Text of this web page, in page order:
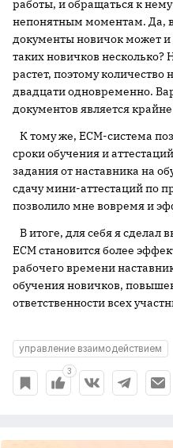
работы, и обращаться к
непонятным моментам. Да,
документы новичок может
таких новичков
растет, поэтому количество
двадцати одновременно.
документов является
К тому же, ECM-система
сроки обучения и
задания от наставника на
сдачу мини-аттестаций по
позволило мне вовремя и
В итоге, для себя я сделал
ECM становится более
рабочего времени
обучения новичков,
ответственности всех
управление взаимодействием
3